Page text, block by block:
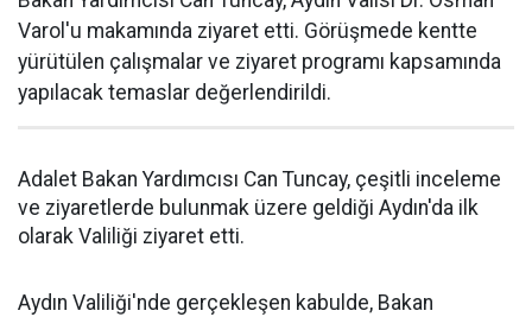
Varol'u makamında ziyaret etti. Görüşmede kentte
yürütülen çalışmalar ve ziyaret programı kapsamında
yapılacak temaslar değerlendirildi.
Adalet Bakan Yardımcısı Can Tuncay, çeşitli inceleme
ve ziyaretlerde bulunmak üzere geldiği Aydın'da ilk
olarak Valiliği ziyaret etti.
Aydın Valiliği'nde gerçekleşen kabulde, Bakan